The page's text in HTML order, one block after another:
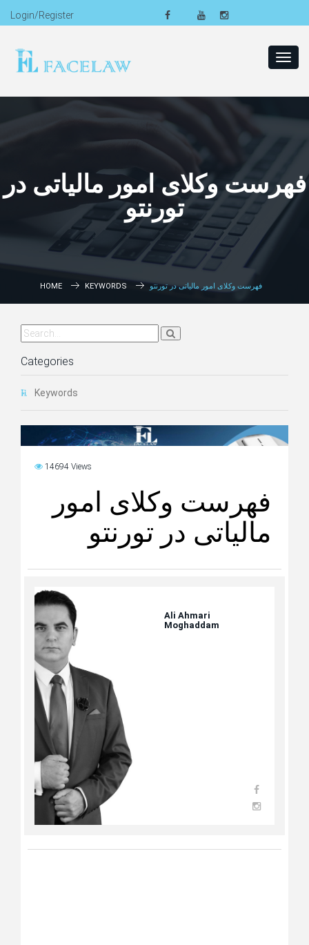
Login/Register
فهرست وکلای امور مالیاتی در
تورنتو
HOME KEYWORDS فهرست وکلای امور مالیاتی در تورنتو
Categories
Keywords
14694 Views
فهرست وکلای امور
مالیاتی در تورنتو
Ali Ahmari
Moghaddam